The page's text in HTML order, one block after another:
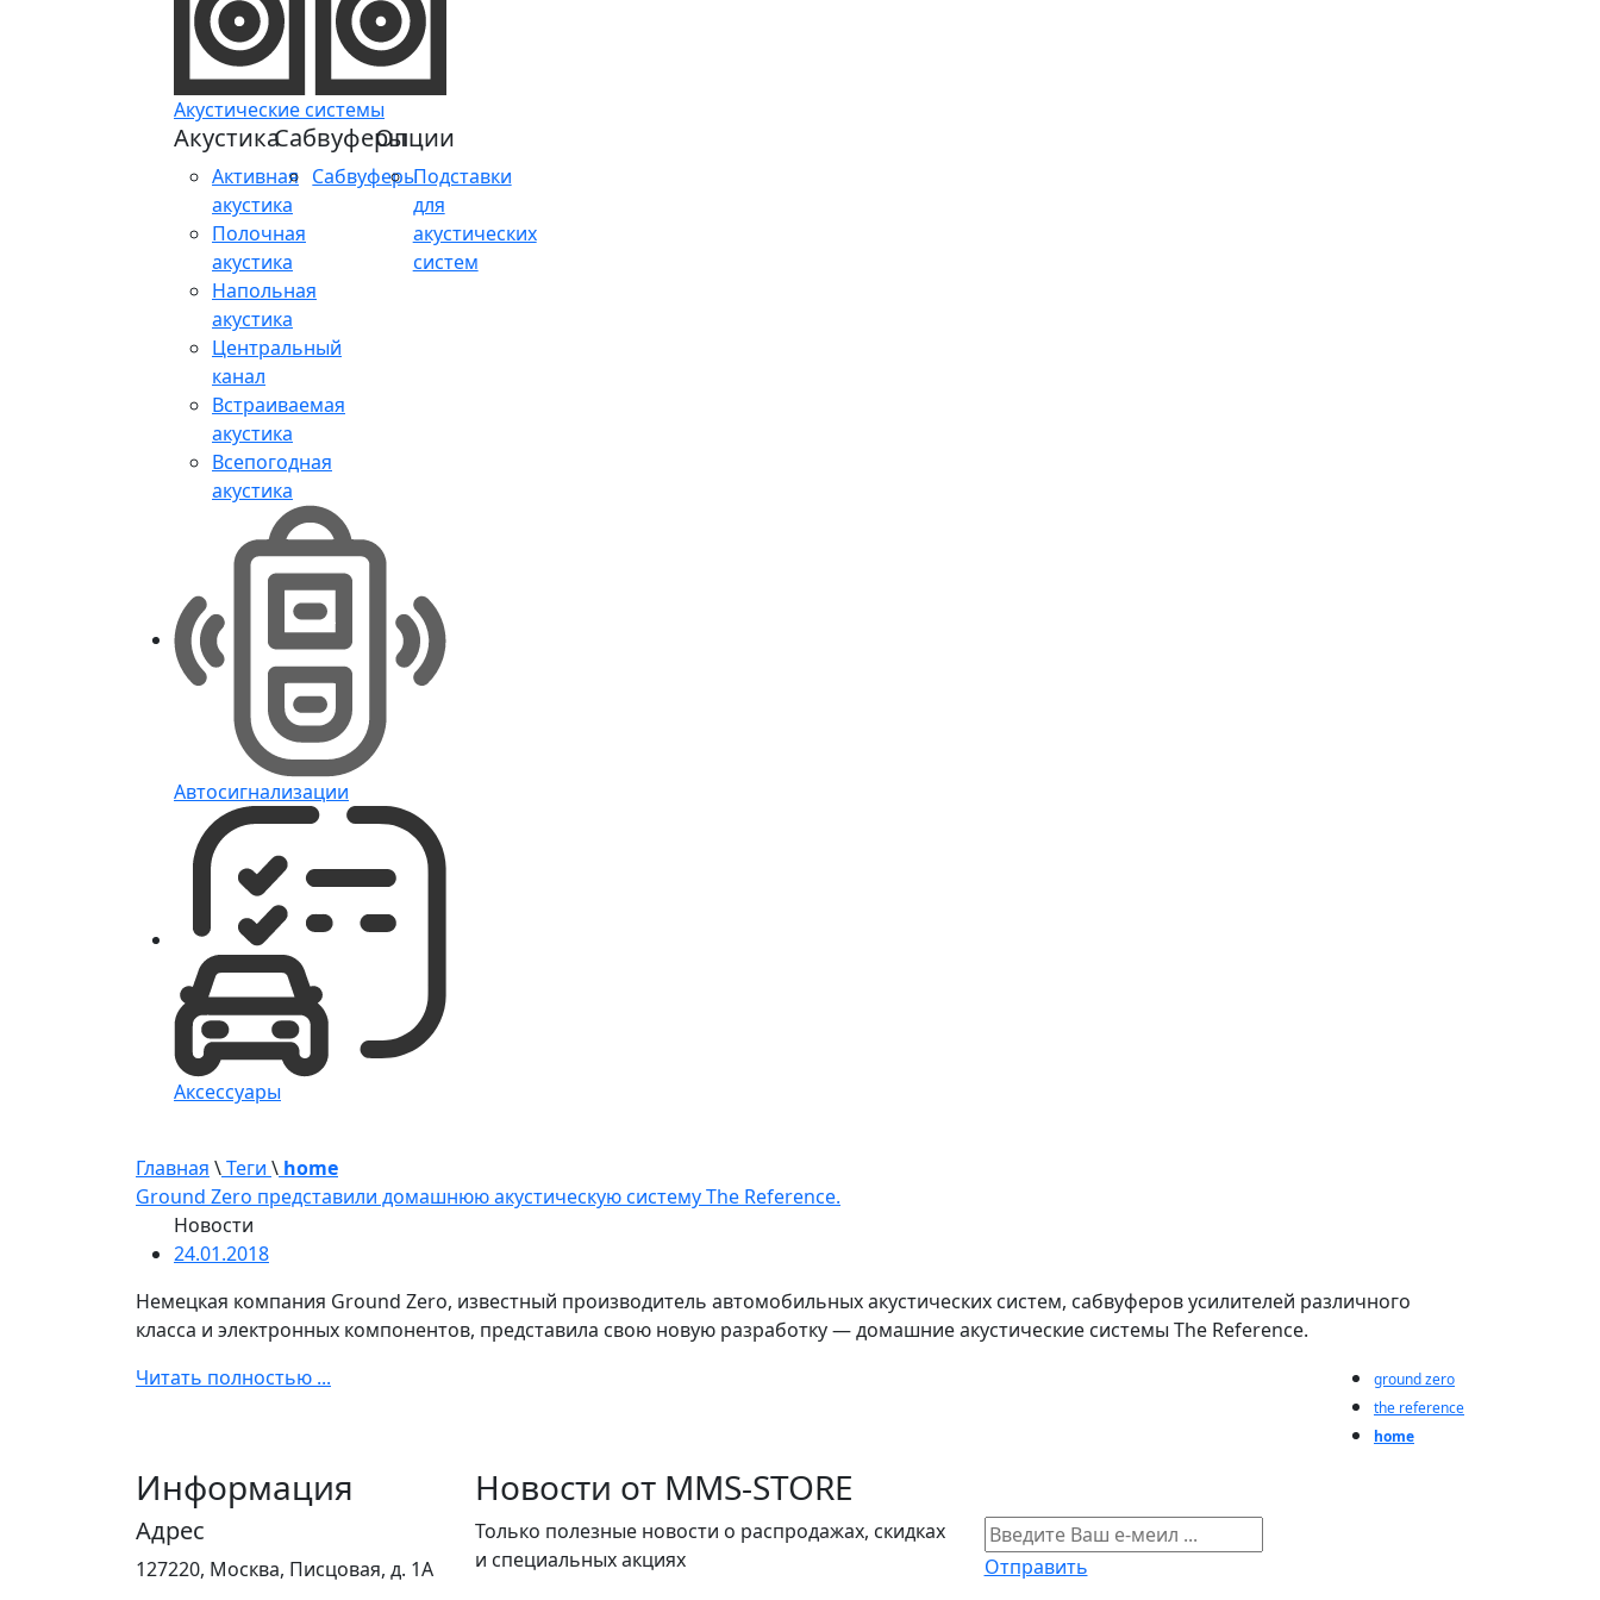
Акустические системы
Акустика
Активная
акустика
Полочная
акустика
Напольная
акустика
Центральный
канал
Встраиваемая
акустика
Всепогодная
акустика
Сабвуферы
Сабвуферы
Опции
Подставки
для
акустических
систем
Автосигнализации
Аксессуары
Главная \Теги \ home
Ground Zero представили домашнюю акустическую систему The Reference.
Новости
24.01.2018
Немецкая компания Ground Zero, известный производитель автомобильных акустических систем, сабвуферов усилителей различного
класса и электронных компонентов, представила свою новую разработку — домашние акустические системы The Reference.
ground zero
the reference
home
Читать полностью ...
Информация
Адрес
127220, Москва, Писцовая, д. 1А
Новости от MMS-STORE
Только полезные новости о распродажах, скидках
и специальных акциях
Отправить